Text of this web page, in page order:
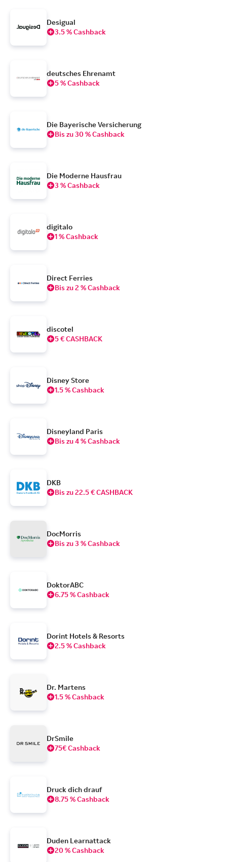
Desigual
3.5 % Cashback
deutsches Ehrenamt
5 % Cashback
Die Bayerische Versicherung
Bis zu 30 % Cashback
Die Moderne Hausfrau
3 % Cashback
digitalo
1 % Cashback
Direct Ferries
Bis zu 2 % Cashback
discotel
5 € CASHBACK
Disney Store
1.5 % Cashback
Disneyland Paris
Bis zu 4 % Cashback
DKB
Bis zu 22.5 € CASHBACK
DocMorris
Bis zu 3 % Cashback
DoktorABC
6.75 % Cashback
Dorint Hotels & Resorts
2.5 % Cashback
Dr. Martens
1.5 % Cashback
DrSmile
75€ Cashback
Druck dich drauf
8.75 % Cashback
Duden Learnattack
20 % Cashback